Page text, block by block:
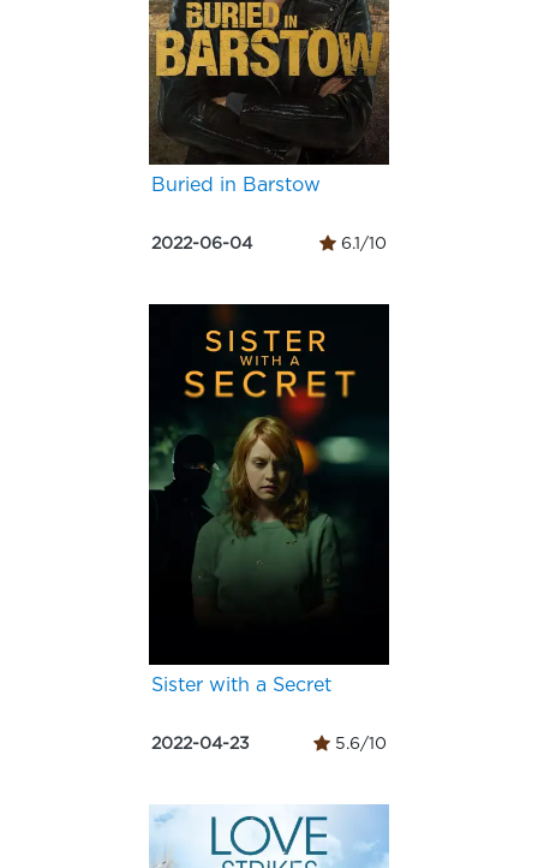
Buried in Barstow
2022-06-04 6.1/10
Sister with a Secret
2022-04-23 5.6/10